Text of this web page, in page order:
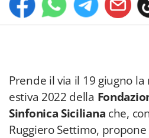
Prende il via il 19 giugno
estiva 2022 della
Sinfonica Siciliana che,
Ruggiero Settimo,